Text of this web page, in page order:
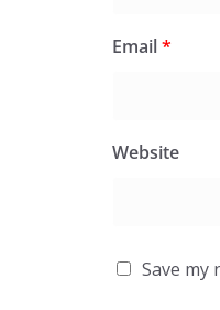
Email*
Website
Save my